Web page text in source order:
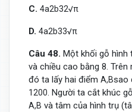
C. 4a2b32√π
D. 4a2b33√π
Câu 48. Một khối gỗ hình
và chiều cao bằng 8.
đó ta lấy hai điểm A,Bsao
1200 Người ta cắt khúc
A,B và tâm của hình trụ